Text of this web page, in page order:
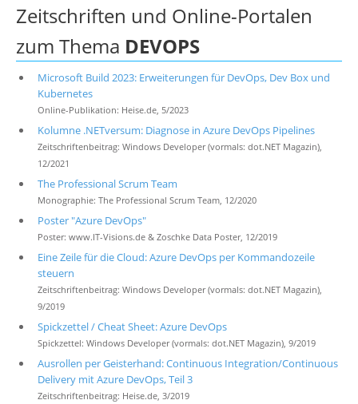
Zeitschriften und Online-Portalen
zum Thema DEVOPS
Microsoft Build 2023: Erweiterungen für DevOps, Dev Box und
Kubernetes
Online-Publikation: Heise.de, 5/2023
Kolumne .NETversum: Diagnose in Azure DevOps Pipelines
Zeitschriftenbeitrag: Windows Developer (vormals: dot.NET Magazin),
12/2021
The Professional Scrum Team
Monographie: The Professional Scrum Team, 12/2020
Poster "Azure DevOps"
Poster: www.IT-Visions.de & Zoschke Data Poster, 12/2019
Eine Zeile für die Cloud: Azure DevOps per Kommandozeile
steuern
Zeitschriftenbeitrag: Windows Developer (vormals: dot.NET Magazin),
9/2019
Spickzettel / Cheat Sheet: Azure DevOps
Spickzettel: Windows Developer (vormals: dot.NET Magazin), 9/2019
Ausrollen per Geisterhand: Continuous Integration/Continuous
Delivery mit Azure DevOps, Teil 3
Zeitschriftenbeitrag: Heise.de, 3/2019